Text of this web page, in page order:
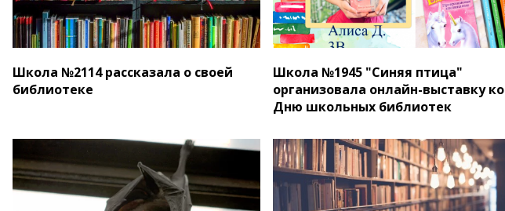
Школа №2114 рассказала о своей
библиотеке
Школа №1945 "Синяя птица"
организовала онлайн-выставку ко
Дню школьных библиотек